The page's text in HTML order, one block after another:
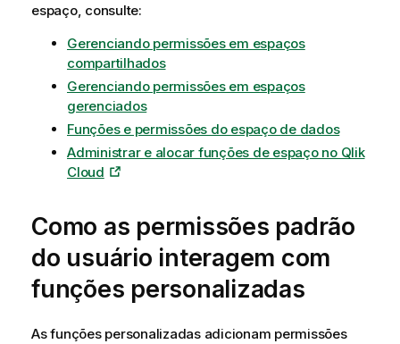
espaço, consulte:
Gerenciando permissões em espaços
compartilhados
Gerenciando permissões em espaços
gerenciados
Funções e permissões do espaço de dados
Administrar e alocar funções de espaço no Qlik
Cloud
Como as permissões padrão
do usuário interagem com
funções personalizadas
As funções personalizadas adicionam permissões